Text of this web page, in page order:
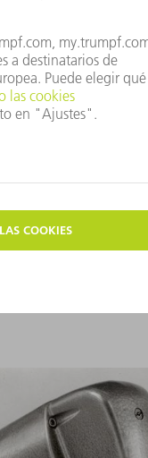
sostenida
primera filial en el
Unidos. Es el
en todos los
la mayor
pronto con gran
plantas de
suizo de los